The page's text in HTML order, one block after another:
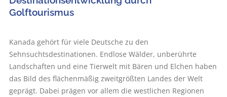
Golftourismus
Kanada gehört für viele Deutsche zu den
Sehnsuchtsdestinationen. Endlose Wälder, unberührte
Landschaften und eine Tierwelt mit Bären und Elchen haben
das Bild des flächenmäßig zweitgrößten Landes der Welt
geprägt. Dabei prägen vor allem die westlichen Regionen